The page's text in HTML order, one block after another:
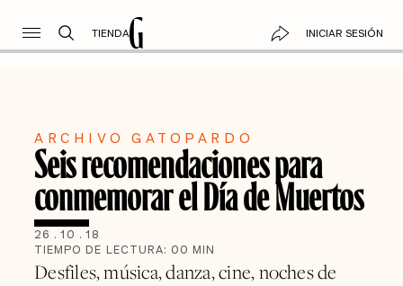
TIENDA INICIAR SESIÓN
ARCHIVO GATOPARDO
Seis recomendaciones para
conmemorar el Día de Muertos
26 . 10 . 18
TIEMPO DE LECTURA: 00 MIN
Desfiles, música, danza, cine, noches de